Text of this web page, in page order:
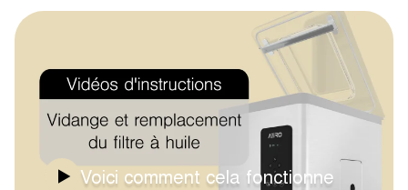
Voici comment cela fonctionne